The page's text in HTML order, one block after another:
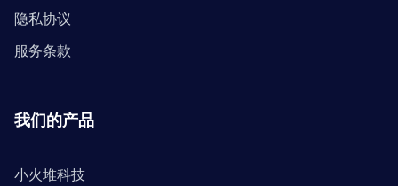
隐私协议
服务条款
我们的产品
小火堆科技